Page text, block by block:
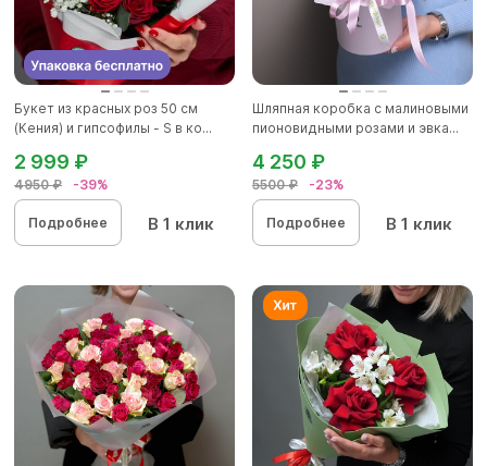
Букет из красных роз 50 см
(Кения) и гипсофилы - S в ко...
4950 ₽ -39%
2 999 ₽
Подробнее В 1 клик
Шляпная коробка с малиновыми
пионовидными розами и эвка...
5500 ₽ -23%
4 250 ₽
Подробнее В 1 клик